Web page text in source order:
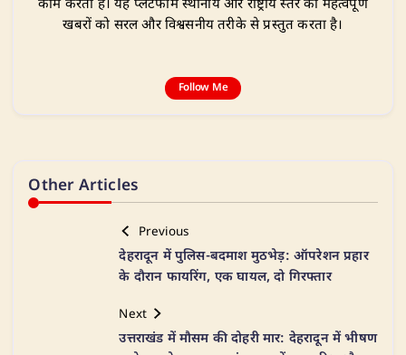
काम करता है। यह प्लेटफॉर्म स्थानीय और राष्ट्रीय स्तर की महत्वपूर्ण
खबरों को सरल और विश्वसनीय तरीके से प्रस्तुत करता है।
Follow Me
Other Articles
Previous
देहरादून में पुलिस-बदमाश मुठभेड़: ऑपरेशन प्रहार
के दौरान फायरिंग, एक घायल, दो गिरफ्तार
Next
उत्तराखंड में मौसम की दोहरी मार: देहरादून में भीषण